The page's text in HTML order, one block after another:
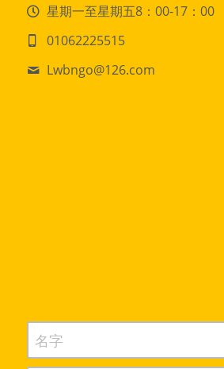
星期一至星期五8：00-17：00
01062225515
Lwbngo@126.com
名字